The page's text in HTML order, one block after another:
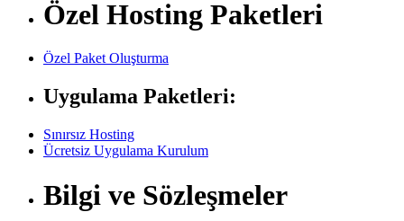
Özel Hosting Paketleri
Özel Paket Oluşturma
Uygulama Paketleri:
Sınırsız Hosting
Ücretsiz Uygulama Kurulum
Bilgi ve Sözleşmeler